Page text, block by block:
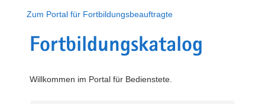
Zum Portal für Fortbildungsbeauftragte
Fortbildungskatalog
Willkommen im Portal für Bedienstete.